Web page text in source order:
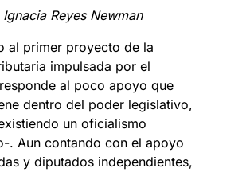
Reyes Newman
al primer proyecto de la
impulsada por el
al poco apoyo que
dentro del poder legislativo,
un oficialismo
. Aun contando con el apoyo
y diputados independientes,